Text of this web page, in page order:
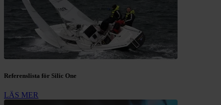
Referenslista för Silic One
LÄS MER